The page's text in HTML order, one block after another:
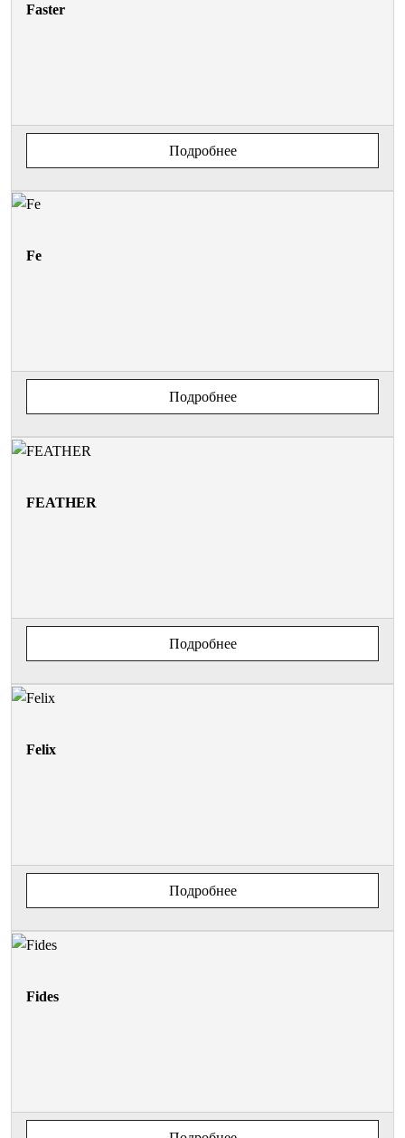
Faster
Подробнее
Fe
Подробнее
FEATHER
Подробнее
Felix
Подробнее
Fides